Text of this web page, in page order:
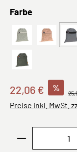
Farbeauswählen
Turnbeutel -
Leaves,
School String
22,06 € %
Preise inkl. MwSt.
Produkt